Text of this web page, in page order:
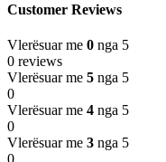
Customer Reviews
Vlerësuar me 0 nga 5
0 reviews
Vlerësuar me 5 nga 5
0
Vlerësuar me 4 nga 5
0
Vlerësuar me 3 nga 5
0